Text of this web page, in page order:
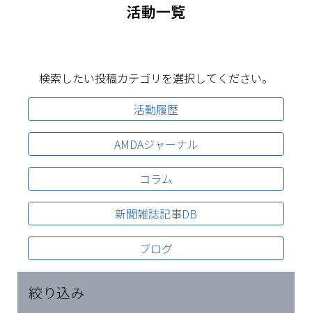
活動一覧
検索したい投稿カテゴリを選択してください。
活動履歴
AMDAジャーナル
コラム
新聞雑誌記事DB
ブログ
絞り込み